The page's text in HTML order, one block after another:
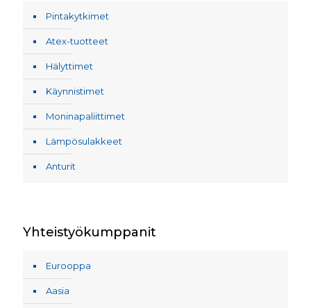
Pintakytkimet
Atex-tuotteet
Hälyttimet
Käynnistimet
Moninapaliittimet
Lämpösulakkeet
Anturit
Yhteistyökumppanit
Eurooppa
Aasia